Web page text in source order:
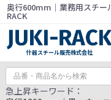
奥行600mm｜業務用スチー
RACK
什器スチール販売株式会社
急上昇キーワード：